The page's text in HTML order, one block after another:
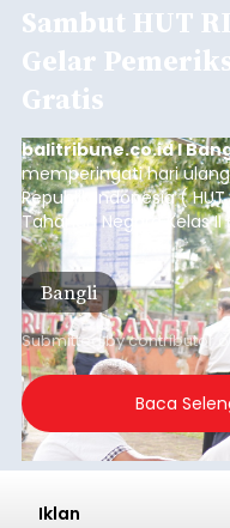
Sambut HUT
Gelar
Gratis
balitribune.co.id I
memperingati hari
Republik Indonesia (
Tahanan Negara Kelas
kegiatan pemeriksaan
(6/8/2026).
Bangli
Submitted bycontributor
Baca
Iklan